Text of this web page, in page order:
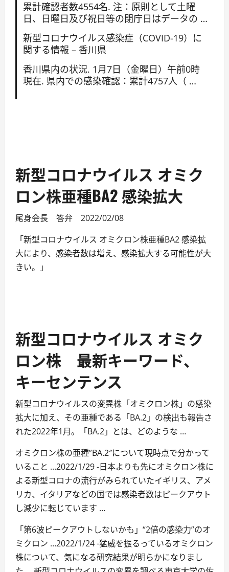
累計確認者数4554名. 注：原則として土曜
日、日曜日及び祝日等の閉庁日はデータの …
新型コロナウイルス感染症（COVID-19）に
関する情報 – 香川県
香川県内の状況. 1月7日（金曜日）午前0時
現在. 県内での感染確認：累計4757人（ …
新型コロナウイルス オミク
ロン株亜種BA2 感染拡大
尾身会長 答弁 2022/02/08
「新型コロナウイルス オミクロン株亜種BA2 感染拡
大により、感染者数は増え、感染拡大する可能性が大
きい。」
新型コロナウイルス オミク
ロン株 最新キーワード、
キーセンテンス
新型コロナウイルスの変異株「オミクロン株」の感染
拡大に加え、その亜種である「BA.2」の検出も報告さ
れた2022年1月。「BA.2」とは、どのような …
オミクロン株の亜種”BA.2″について現時点で分かって
いること …2022/1/29 -日本よりも先にオミクロン株に
よる新型コロナの流行がみられていたイギリス、アメ
リカ、イタリアなどの国では感染者数はピークアウト
し減少に転じています …
「第6波ピークアウトしないかも」“2倍の感染力”のオ
ミクロン …2022/1/24 -猛威を振るっているオミクロン
株について、気になる研究結果が明らかになりまし